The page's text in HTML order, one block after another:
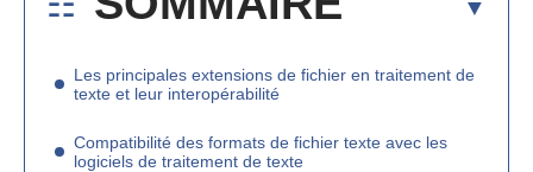
Les principales extensions de fichier en traitement de
texte et leur interopérabilité
Compatibilité des formats de fichier texte avec les
logiciels de traitement de texte